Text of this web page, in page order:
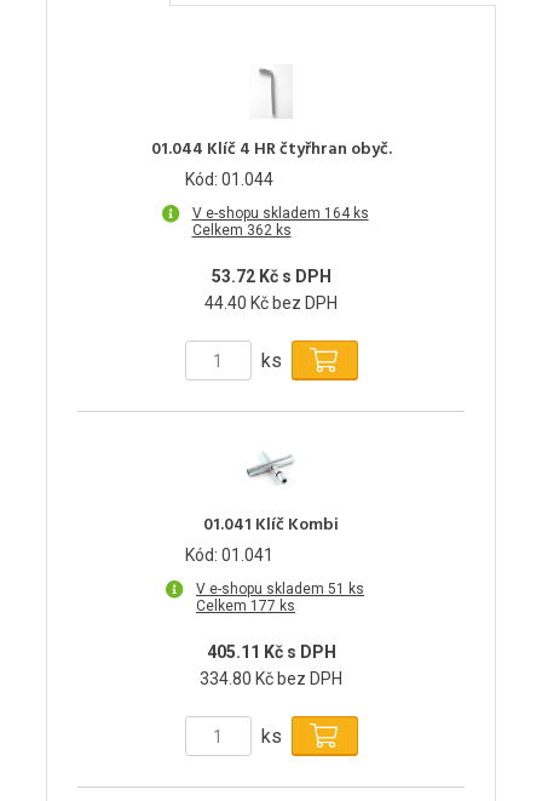
01.044 Klíč 4 HR čtyřhran obyč.
Kód: 01.044
V e-shopu skladem 164 ks
Celkem 362 ks
53.72 Kč s DPH
44.40 Kč bez DPH
ks
01.041 Klíč Kombi
Kód: 01.041
V e-shopu skladem 51 ks
Celkem 177 ks
405.11 Kč s DPH
334.80 Kč bez DPH
ks